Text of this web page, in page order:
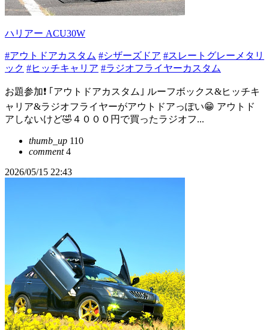
ハリアー ACU30W
#アウトドアカスタム #シザーズドア #スレートグレーメタリ
ック #ヒッチキャリア #ラジオフライヤーカスタム
お題参加❗ ｢アウトドアカスタム｣ ルーフボックス&ヒッチキ
ャリア&ラジオフライヤーがアウトドアっぽい😁 アウトド
アしないけど🤣４０００円で買ったラジオフ...
thumb_up 110
comment4
2026/05/15 22:43